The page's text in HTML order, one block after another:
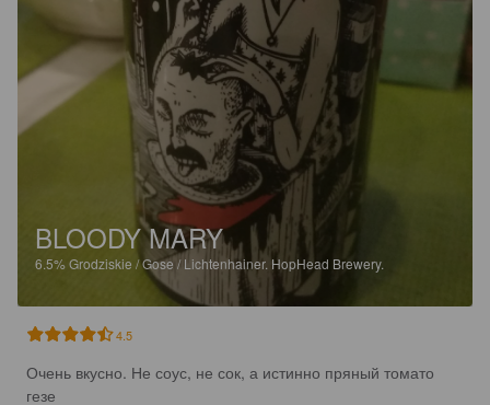
BLOODY MARY
6.5%Grodziskie / Gose / Lichtenhainer. HopHead Brewery.
4.5
Очень вкусно. Не соус, не сок, а истинно пряный томато
гезе